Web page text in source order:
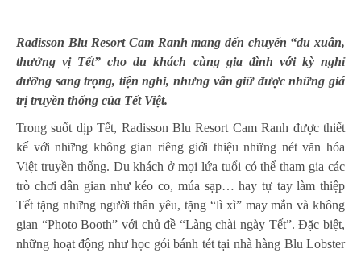
Radisson Blu Resort Cam Ranh mang đến chuyến “du xuân,
thưởng vị Tết” cho du khách cùng gia đình với kỳ nghỉ
dưỡng sang trọng, tiện nghi, nhưng vẫn giữ được những giá
trị truyền thống của Tết Việt.
Trong suốt dịp Tết, Radisson Blu Resort Cam Ranh được thiết
kế với những không gian riêng giới thiệu những nét văn hóa
Việt truyền thống. Du khách ở mọi lứa tuổi có thể tham gia các
trò chơi dân gian như kéo co, múa sạp… hay tự tay làm thiệp
Tết tặng những người thân yêu, tặng “lì xì” may mắn và không
gian “Photo Booth” với chủ đề “Làng chài ngày Tết”. Đặc biệt,
những hoạt động như học gói bánh tét tại nhà hàng Blu Lobster